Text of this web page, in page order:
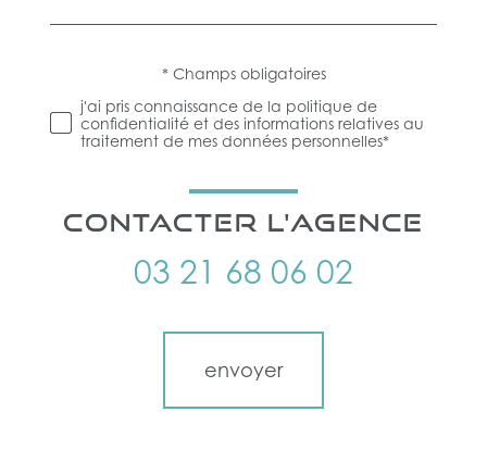
défaut
Validation* Champs obligatoires
j'ai pris connaissance de la politique de
confidentialité et des informations relatives au
traitement de mes données personnelles*
CONTACTER L'AGENCE
03 21 68 06 02
envoyer